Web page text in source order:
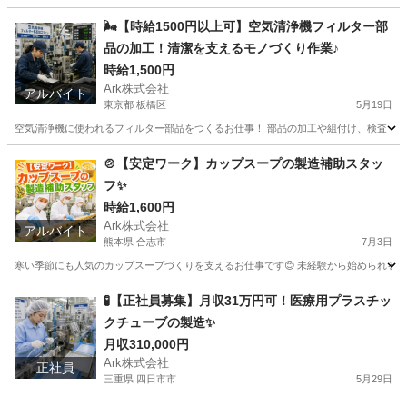
工場
アルバイト
🌬️【時給1500円以上可】空気清浄機フィルター部
品の加工！清潔を支えるモノづくり作業♪
時給1,500円
Ark株式会社
東京都 板橋区 5月19日
空気清浄機に使われるフィルター部品をつくるお仕事！ 部品の加工や組付け、検査
工場
アルバイト
🍲【安定ワーク】カップスープの製造補助スタッ
フ✨
時給1,600円
Ark株式会社
熊本県 合志市 7月3日
寒い季節にも人気のカップスープづくりを支えるお仕事です😊 未経験から始
工場 スタッフ
正社員
🧪【正社員募集】月収31万円可！医療用プラスチッ
クチューブの製造✨
月収310,000円
Ark株式会社
三重県 四日市市 5月29日